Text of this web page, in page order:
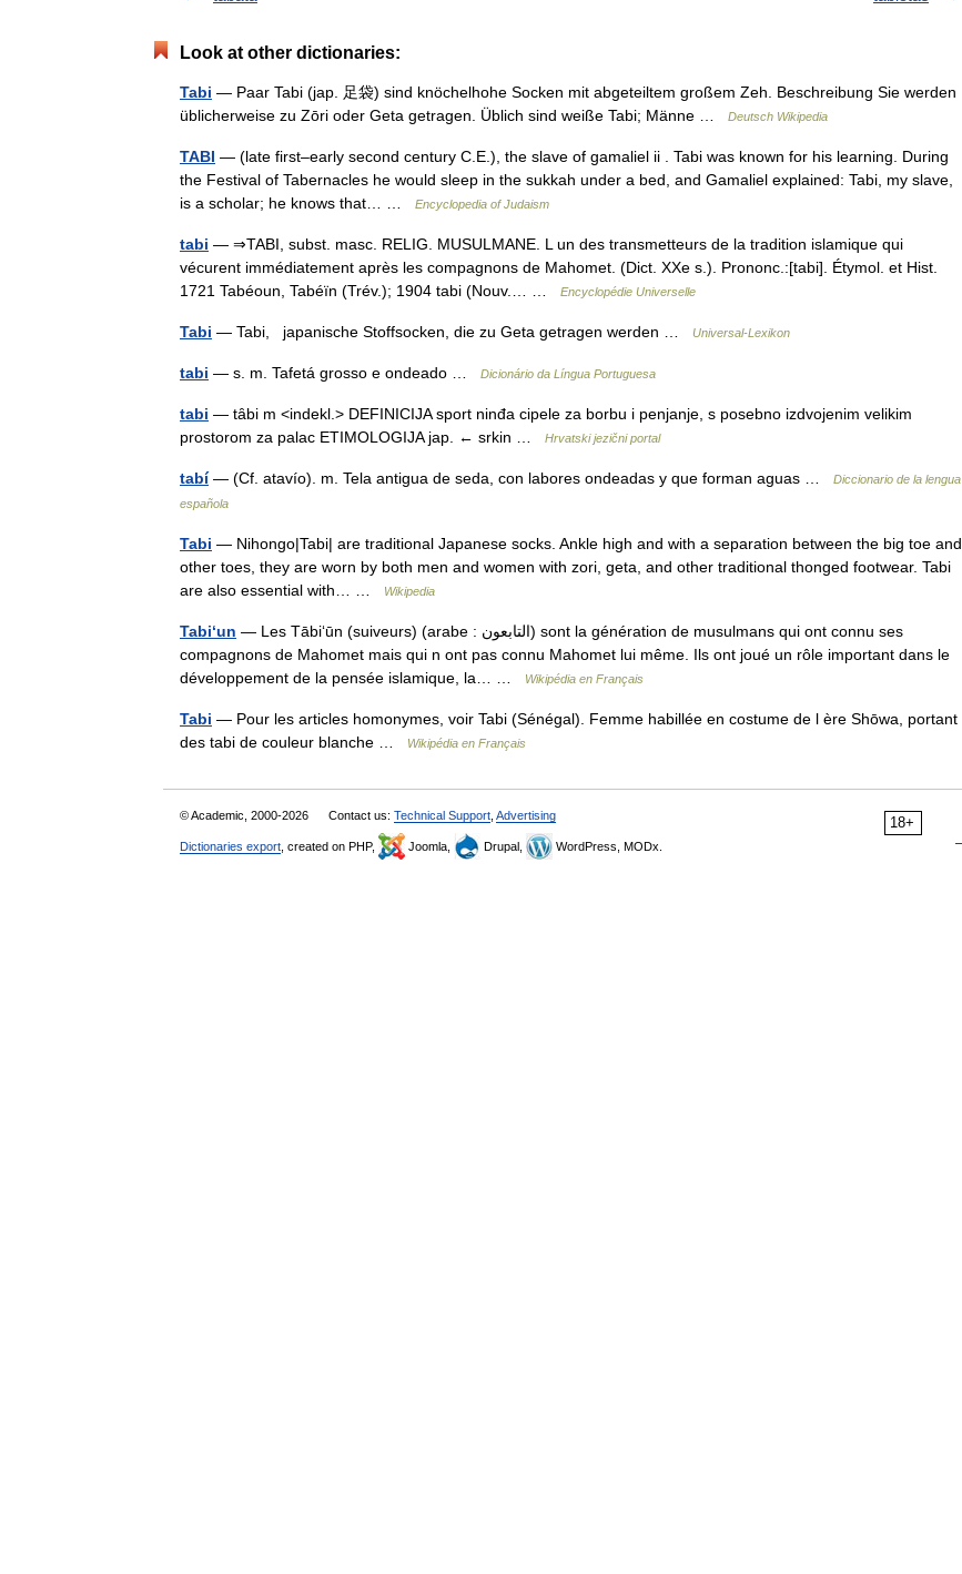
Look at other dictionaries:
Tabi — Paar Tabi (jap. 足袋) sind knöchelhohe Socken mit abgeteiltem großem Zeh. Beschreibung Sie werden
üblicherweise zu Zōri oder Geta getragen. Üblich sind weiße Tabi; Männe …
Deutsch Wikipedia
TABI — (late first–early second century C.E.), the slave of gamaliel ii . Tabi was known for his learning. During
the Festival of Tabernacles he would sleep in the sukkah under a bed, and Gamaliel explained: Tabi, my slave,
is a scholar; he knows that… …
Encyclopedia of Judaism
tabi — ⇒TABI, subst. masc. RELIG. MUSULMANE. L un des transmetteurs de la tradition islamique qui
vécurent immédiatement après les compagnons de Mahomet. (Dict. XXe s.). Prononc.:[tabi]. Étymol. et Hist.
1721 Tabéoun, Tabéïn (Trév.); 1904 tabi (Nouv.… …
Encyclopédie Universelle
Tabi — Tabi, japanische Stoffsocken, die zu Geta getragen werden … Universal-Lexikon
tabi — s. m. Tafetá grosso e ondeado … Dicionário da Língua Portuguesa
tabi — tȃbi m <indekl.> DEFINICIJA sport ninđa cipele za borbu i penjanje, s posebno izdvojenim velikim
prostorom za palac ETIMOLOGIJA jap. ← srkin …
Hrvatski jezični portal
tabí— (Cf. atavío). m. Tela antigua de seda, con labores ondeadas y que forman aguas …
Diccionario de la lengua
española
Tabi — Nihongo|Tabi| are traditional Japanese socks. Ankle high and with a separation between the big toe and
other toes, they are worn by both men and women with zori, geta, and other traditional thonged footwear. Tabi
are also essential with… …
Wikipedia
Tabi‘un — Les Tābi‘ūn (suiveurs) (arabe : التابعون) sont la génération de musulmans qui ont connu ses
compagnons de Mahomet mais qui n ont pas connu Mahomet lui même. Ils ont joué un rôle important dans le
développement de la pensée islamique, la… …
Wikipédia en Français
Tabi — Pour les articles homonymes, voir Tabi (Sénégal). Femme habillée en costume de l ère Shōwa, portant
des tabi de couleur blanche …
Wikipédia en Français
18+
© Academic, 2000-2026 Contact us: Technical Support Advertising
Dictionaries export , created on PHP, Joomla, Drupal, WordPress, MODx.